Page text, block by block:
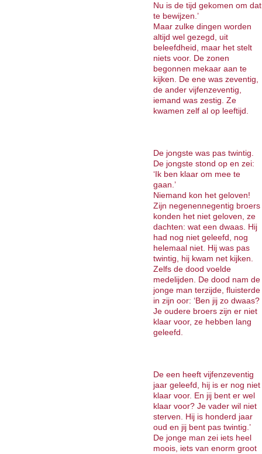
Nu is de tijd gekomen om dat
te bewijzen.’
Maar zulke dingen worden
altijd wel gezegd, uit
beleefdheid, maar het stelt
niets voor. De zonen
begonnen mekaar aan te
kijken. De ene was zeventig,
de ander vijfenzeventig,
iemand was zestig. Ze
kwamen zelf al op leeftijd.
De jongste was pas twintig.
De jongste stond op en zei:
‘Ik ben klaar om mee te
gaan.’
Niemand kon het geloven!
Zijn negenennegentig broers
konden het niet geloven, ze
dachten: wat een dwaas. Hij
had nog niet geleefd, nog
helemaal niet. Hij was pas
twintig, hij kwam net kijken.
Zelfs de dood voelde
medelijden. De dood nam de
jonge man terzijde, fluisterde
in zijn oor: ‘Ben jij zo dwaas?
Je oudere broers zijn er niet
klaar voor, ze hebben lang
geleefd.
De een heeft vijfenzeventig
jaar geleefd, hij is er nog niet
klaar voor. En jij bent er wel
klaar voor? Je vader wil niet
sterven. Hij is honderd jaar
oud en jij bent pas twintig.’
De jonge man zei iets heel
moois, iets van enorm groot